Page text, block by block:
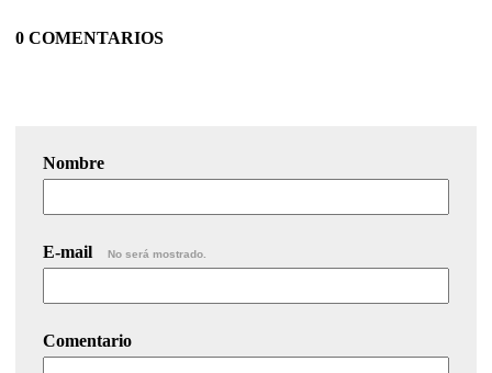
0 COMENTARIOS
Nombre
E-mail No será mostrado.
Comentario